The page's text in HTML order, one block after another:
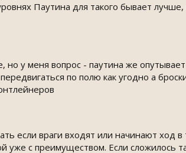
Паутина для такого бывает
но у меня вопрос - паутина же
по полю как угодно а
если враги входят или начинают ход
уже с преимуществом. Если сложилось